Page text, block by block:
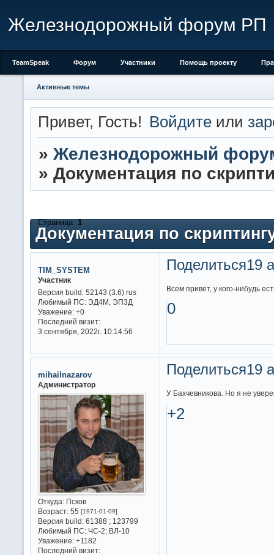
Железнодорожный форум РП
TeamSpeak Форум Участники Помощь проекту
Активные темы
Привет, Гость! Войдите или
» Железнодорожный
» Документация по
Документация по
Страница:1
Поделиться19
TIM_SYSTEM
Участник
Версия build:52143 (3.6) rus
Любимый ПС:ЭД4М, ЭП3Д
Уважение: +0
Последний визит:
3 сентября, 2022г. 10:14:56
Всем привет, у кого-нибудь
0
Поделиться19
mihailnazarov
Администратор
Откуда:Псков
Возраст:55 [1971-01-09]
Версия build:61388 ; 123799
Любимый ПС:ЧС-2; ВЛ-10
Уважение: +1182
Последний визит:
У Бахчевникова. Но я не
+2